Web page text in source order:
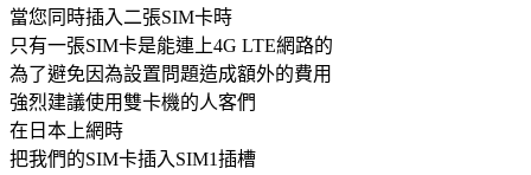
當您同時插入二張SIM卡時
只有一張SIM卡是能連上4G LTE網路的
為了避免因為設置問題造成額外的費用
強烈建議使用雙卡機的人客們
在日本上網時
把我們的SIM卡插入SIM1插槽